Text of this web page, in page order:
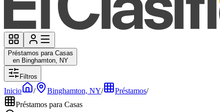
Préstamos para Casas
en Binghamton, NY
Filtros
Inicio / Binghamton, NY/ Préstamos/
Préstamos para Casas